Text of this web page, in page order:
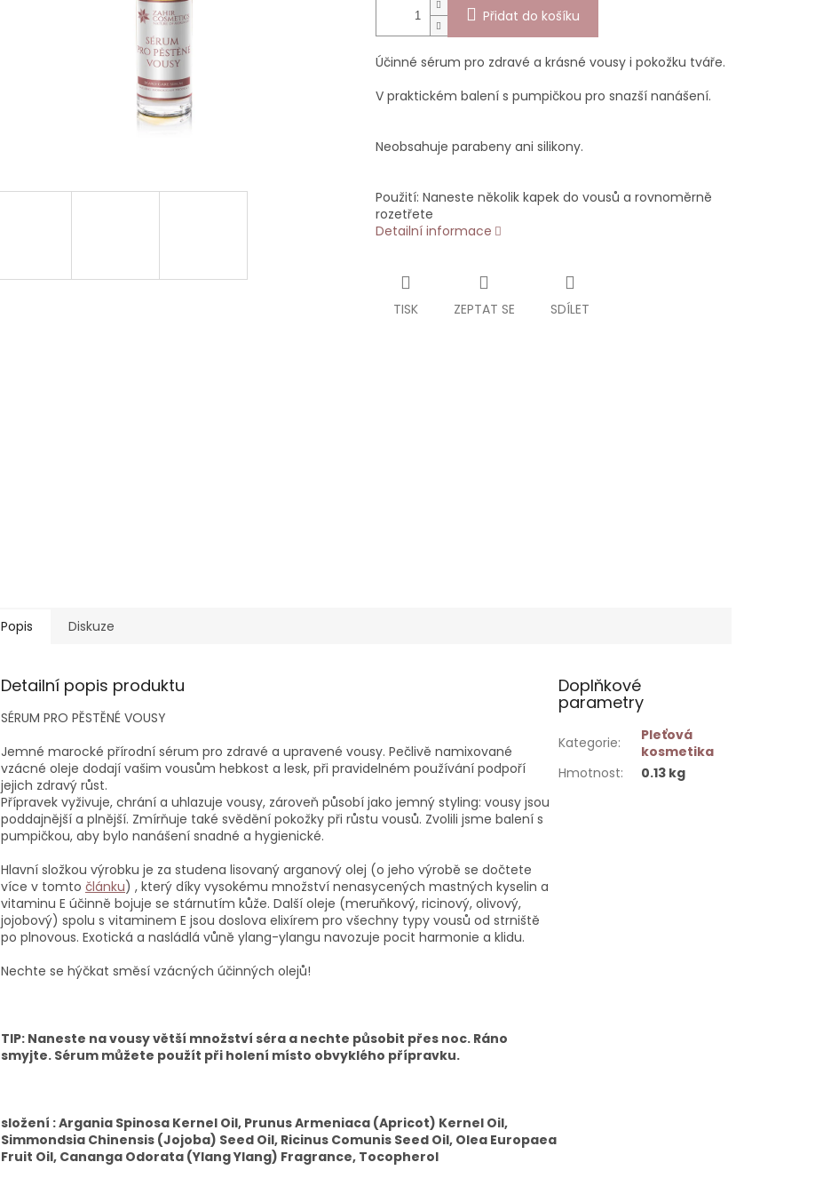
Přidat do košíku
Účinné sérum pro zdravé a krásné vousy i pokožku tváře.
V praktickém balení s pumpičkou pro snazší nanášení.
Neobsahuje parabeny ani silikony.
Použití: Naneste několik kapek do vousů a rovnoměrně
rozetřete
Detailní informace
TISK ZEPTAT SE SDÍLET
Popis Diskuze
Detailní popis produktu
SÉRUM PRO PĚSTĚNÉ VOUSY
Jemné marocké přírodní sérum pro zdravé a upravené vousy. Pečlivě namixované
vzácné oleje dodají vašim vousům hebkost a lesk, při pravidelném používání podpoří
jejich zdravý růst.
Přípravek vyživuje, chrání a uhlazuje vousy, zároveň působí jako jemný styling: vousy jsou
poddajnější a plnější. Zmírňuje také svědění pokožky při růstu vousů. Zvolili jsme balení s
pumpičkou, aby bylo nanášení snadné a hygienické.
Hlavní složkou výrobku je za studena lisovaný arganový olej (o jeho výrobě se dočtete
více v tomto článku) , který díky vysokému množství nenasycených mastných kyselin a
vitaminu E účinně bojuje se stárnutím kůže. Další oleje (meruňkový, ricinový, olivový,
jojobový) spolu s vitaminem E jsou doslova elixírem pro všechny typy vousů od strniště
po plnovous. Exotická a nasládlá vůně ylang-ylangu navozuje pocit harmonie a klidu.
Nechte se hýčkat směsí vzácných účinných olejů!
TIP: Naneste na vousy větší množství séra a nechte působit přes noc. Ráno
smyjte. Sérum můžete použít při holení místo obvyklého přípravku.
složení : Argania Spinosa Kernel Oil, Prunus Armeniaca (Apricot) Kernel Oil,
Simmondsia Chinensis (Jojoba) Seed Oil, Ricinus Comunis Seed Oil, Olea Europaea
Fruit Oil, Cananga Odorata (Ylang Ylang) Fragrance, Tocopherol
Doplňkové
parametry
Kategorie:
Pleťová
kosmetika
Hmotnost: 0.13 kg